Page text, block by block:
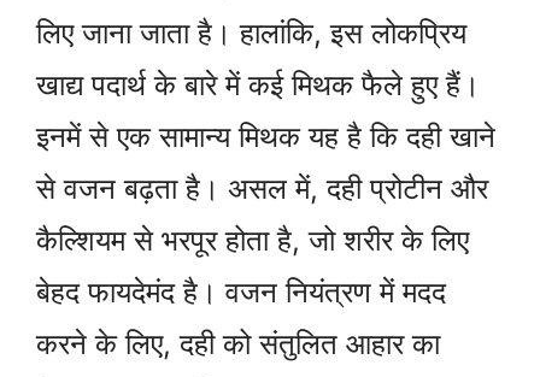
लिए जाना जाता है। हालांकि, इस लोकप्रिय
खाद्य पदार्थ के बारे में कई मिथक फैले हुए हैं।
इनमें से एक सामान्य मिथक यह है कि दही खाने
से वजन बढ़ता है। असल में, दही प्रोटीन और
कैल्शियम से भरपूर होता है, जो शरीर के लिए
बेहद फायदेमंद है। वजन नियंत्रण में मदद
करने के लिए, दही को संतुलित आहार का